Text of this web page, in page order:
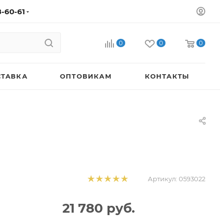
60-61
0 0 0
ОПТОВИКАМ КОНТАКТЫ
Артикул: 0593022
21 780 руб.